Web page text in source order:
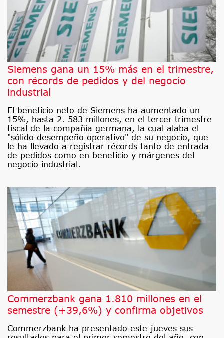
Siemens gana un 15% más en el trimestre,
con récords de pedidos y del negocio
industrial
El beneficio neto de Siemens ha aumentado un
15%, hasta 2. 583 millones, en el tercer trimestre
fiscal de la compañía germana, la cual alaba el
"sólido desempeño operativo" de su negocio, que
le ha llevado a registrar récords tanto de entrada
de pedidos como en beneficio y márgenes del
negocio industrial.
Commerzbank gana 1.810 millones en el
semestre (+39,6%) y confirma objetivos
Commerzbank ha presentado este jueves sus